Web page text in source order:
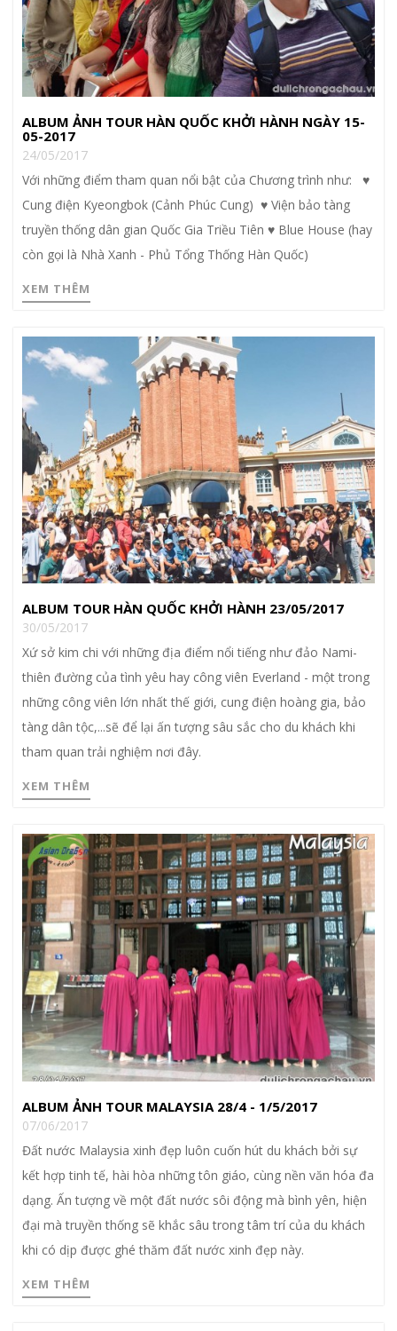
ALBUM ẢNH TOUR HÀN QUỐC KHỞI HÀNH NGÀY 15-
05-2017
24/05/2017
Với những điểm tham quan nổi bật của Chương trình như: ♥
Cung điện Kyeongbok (Cảnh Phúc Cung) ♥ Viện bảo tàng
truyền thống dân gian Quốc Gia Triều Tiên ♥ Blue House (hay
còn gọi là Nhà Xanh - Phủ Tổng Thống Hàn Quốc)
XEM THÊM
ALBUM TOUR HÀN QUỐC KHỞI HÀNH 23/05/2017
30/05/2017
Xứ sở kim chi với những địa điểm nổi tiếng như đảo Nami-
thiên đường của tình yêu hay công viên Everland - một trong
những công viên lớn nhất thế giới, cung điện hoàng gia, bảo
tàng dân tộc,...sẽ để lại ấn tượng sâu sắc cho du khách khi
tham quan trải nghiệm nơi đây.
XEM THÊM
ALBUM ẢNH TOUR MALAYSIA 28/4 - 1/5/2017
07/06/2017
Đất nước Malaysia xinh đẹp luôn cuốn hút du khách bởi sự
kết hợp tinh tế, hài hòa những tôn giáo, cùng nền văn hóa đa
dạng. Ấn tượng về một đất nước sôi động mà bình yên, hiện
đại mà truyền thống sẽ khắc sâu trong tâm trí của du khách
khi có dịp được ghé thăm đất nước xinh đẹp này.
XEM THÊM